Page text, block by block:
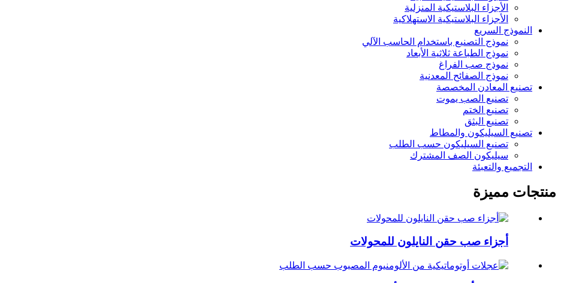
الأجزاء البلاستيكية المنزلية
الأجزاء البلاستيكية الاستهلاكية
النموذج السريع
نموذج التصنيع باستخدام الحاسب الآلي
نموذج الطباعة ثلاثية الأبعاد
نموذج صب الفراغ
نموذج الصفائح المعدنية
تصنيع المعادن المخصصة
تصنيع الصب يموت
تصنيع الختم
تصنيع البثق
تصنيع السيليكون والمطاط
تصنيع السيليكون حسب الطلب
سيليكون الصف المشترك
التجميع والتعبئة
منتجات مميزة
أجزاء صب حقن النايلون للمحولات